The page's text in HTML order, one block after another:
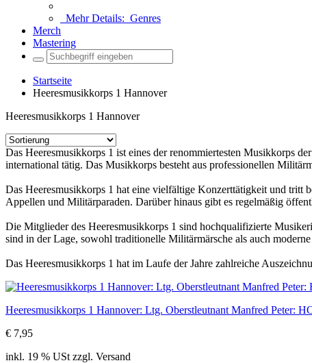
Mehr Details: Genres
Merch
Mastering
Startseite
Heeresmusikkorps 1 Hannover
Heeresmusikkorps 1 Hannover
Das Heeresmusikkorps 1 ist eines der renommiertesten Musikkorps
international tätig. Das Musikkorps besteht aus professionellen
Das Heeresmusikkorps 1 hat eine vielfältige Konzerttätigkeit und tritt
Appellen und Militärparaden. Darüber hinaus gibt es regelmäßig
Die Mitglieder des Heeresmusikkorps 1 sind hochqualifizierte
sind in der Lage, sowohl traditionelle Militärmärsche als auch
Das Heeresmusikkorps 1 hat im Laufe der Jahre zahlreiche
Heeresmusikkorps 1 Hannover: Ltg. Oberstleutnant Manfred Peter:
€ 7,95
inkl. 19 % USt zzgl. Versand